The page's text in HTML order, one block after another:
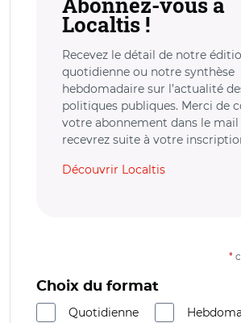
Localtis !
Recevez le détail de notre
quotidienne ou notre synthèse
hebdomadaire sur l’actualité
politiques publiques. Merci de
votre abonnement dans le mail
recevrez suite à votre
Découvrir Localtis
*
Choix du format
Quotidienne